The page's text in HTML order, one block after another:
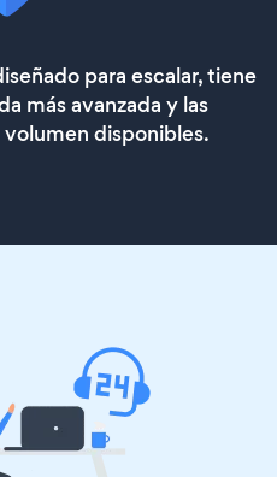
para escalar, tiene
más avanzada y las
disponibles.